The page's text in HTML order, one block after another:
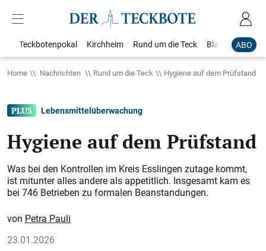
ABO
Teckbotenpokal Kirchheim Rund um die Teck Blaulicht
Home Nachrichten Rund um die Teck Hygiene auf dem Prüfstand
Lebensmittelüberwachung
Hygiene auf dem Prüfstand
Was bei den Kontrollen im Kreis Esslingen zutage kommt,
ist mitunter alles andere als appetitlich. Insgesamt kam es
bei 746 Betrieben zu formalen Beanstandungen.
Petra Pauli
23.01.2026